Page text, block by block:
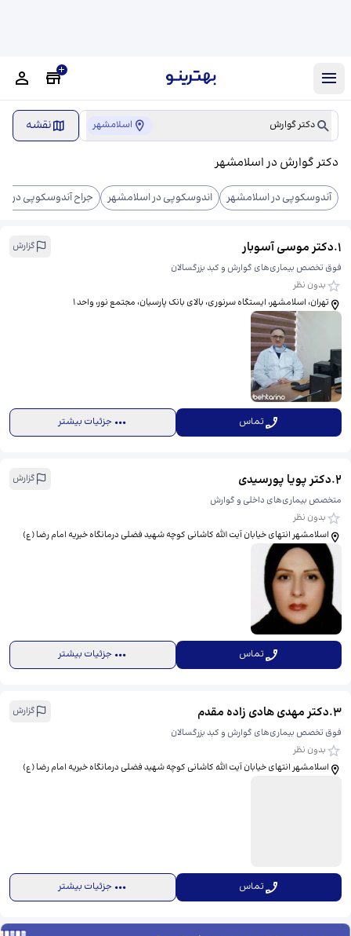
دکتر گوارش اسلامشهر نقشه
دکتر گوارش در اسلامشهر
آندوسکوپی در اسلامشهر اندوسکوپی در اسلامشهر جراح آندوسکوپی در
1
.دکتر موسی آسوبار
گزارش
فوق تخصص بیماری‌های گوارش و کبد بزرگسالان
بدون نظر
تهران، اسلامشهر، ایستگاه سرنوری، بالای بانک پارسیان، مجتمع نور، واحد ۱
تماس جزئیات بیشتر
2
.دکتر پویا پورسیدی
گزارش
متخصص بیماری‌های داخلی و گوارش
بدون نظر
اسلامشهر انتهای خیابان آیت الله کاشانی کوچه شهید فضلی درمانگاه خیریه امام رضا (ع)
تماس جزئیات بیشتر
3
.دکتر مهدی هادی زاده مقدم
گزارش
فوق تخصص بیماری‌های گوارش و کبد بزرگسالان
بدون نظر
اسلامشهر انتهای خیابان آیت الله کاشانی کوچه شهید فضلی درمانگاه خیریه امام رضا (ع)
تماس جزئیات بیشتر